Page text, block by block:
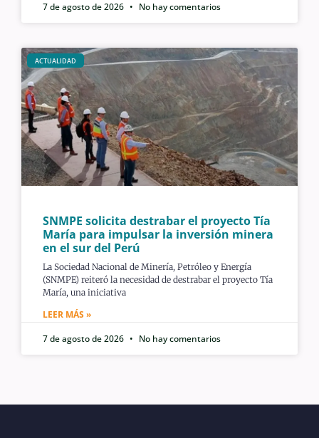
7 de agosto de 2026
No hay comentarios
ACTUALIDAD
SNMPE solicita destrabar el proyecto Tía
María para impulsar la inversión minera
en el sur del Perú
La Sociedad Nacional de Minería, Petróleo y Energía
(SNMPE) reiteró la necesidad de destrabar el proyecto Tía
María, una iniciativa
LEER MÁS »
7 de agosto de 2026
No hay comentarios